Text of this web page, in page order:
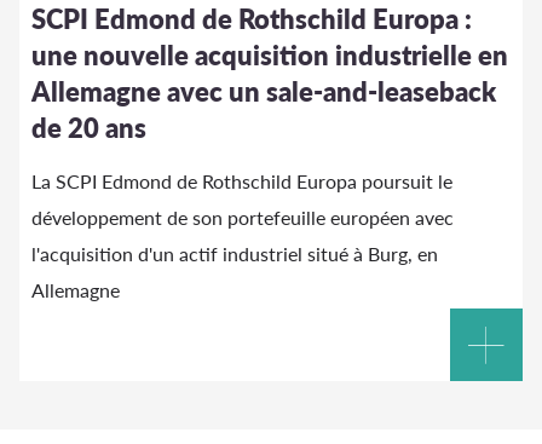
SCPI Edmond de Rothschild Europa :
une nouvelle acquisition industrielle en
Allemagne avec un sale-and-leaseback
de 20 ans
La SCPI Edmond de Rothschild Europa poursuit le
développement de son portefeuille européen avec
l'acquisition d'un actif industriel situé à Burg, en
Allemagne